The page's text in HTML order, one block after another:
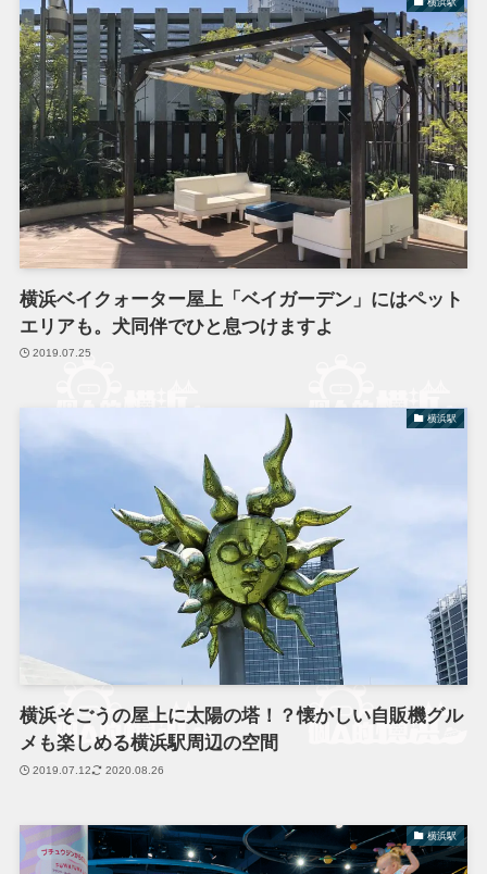
横浜ベイクォーター屋上「ベイガーデン」にはペット
エリアも。犬同伴でひと息つけますよ
2019.07.25
横浜駅
横浜そごうの屋上に太陽の塔！？懐かしい自販機グル
メも楽しめる横浜駅周辺の空間
2019.07.12 2020.08.26
横浜駅